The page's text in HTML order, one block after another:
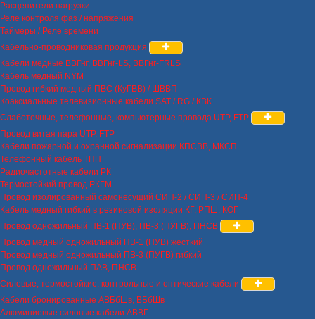
Расцепители нагрузки
Реле контроля фаз / напряжения
Таймеры / Реле времени
Кабельно-проводниковая продукция
Кабели медные ВВГнг, ВВГнг-LS, ВВГнг-FRLS
Кабель медный NYM
Провод гибкий медный ПВС (КуГВВ) / ШВВП
Коаксиальные телевизионные кабели SAT / RG / КВК
Слаботочные, телефонные, компьютерные провода UTP, FTP
Провод витая пара UTP, FTP
Кабели пожарной и охранной сигнализации КПСВВ, МКСП
Телефонный кабель ТПП
Радиочастотные кабели РК
Термостойкий провод РКГМ
Провод изолированный самонесущий СИП-2 / СИП-3 / СИП-4
Кабель медный гибкий в резиновой изоляции КГ, РПШ, КОГ
Провод одножильный ПВ-1 (ПУВ), ПВ-3 (ПУГВ), ПНСВ
Провод медный одножильный ПВ-1 (ПУВ) жесткий
Провод медный одножильный ПВ-3 (ПУГВ) гибкий
Провод одножильный ПАВ, ПНСВ
Силовые, термостойкие, контрольные и оптические кабели
Кабели бронированные АВБбШв, ВБбШв
Алюминиевые силовые кабели АВВГ